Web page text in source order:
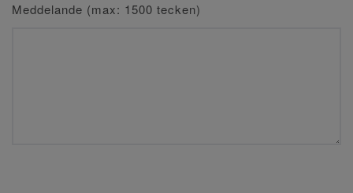
Meddelande (max: 1500 tecken)